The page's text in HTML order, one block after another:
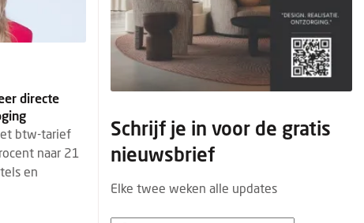
directe
btw-tarief
naar 21
en
Schrijf je in voor de gratis
nieuwsbrief
Elke twee weken alle updates